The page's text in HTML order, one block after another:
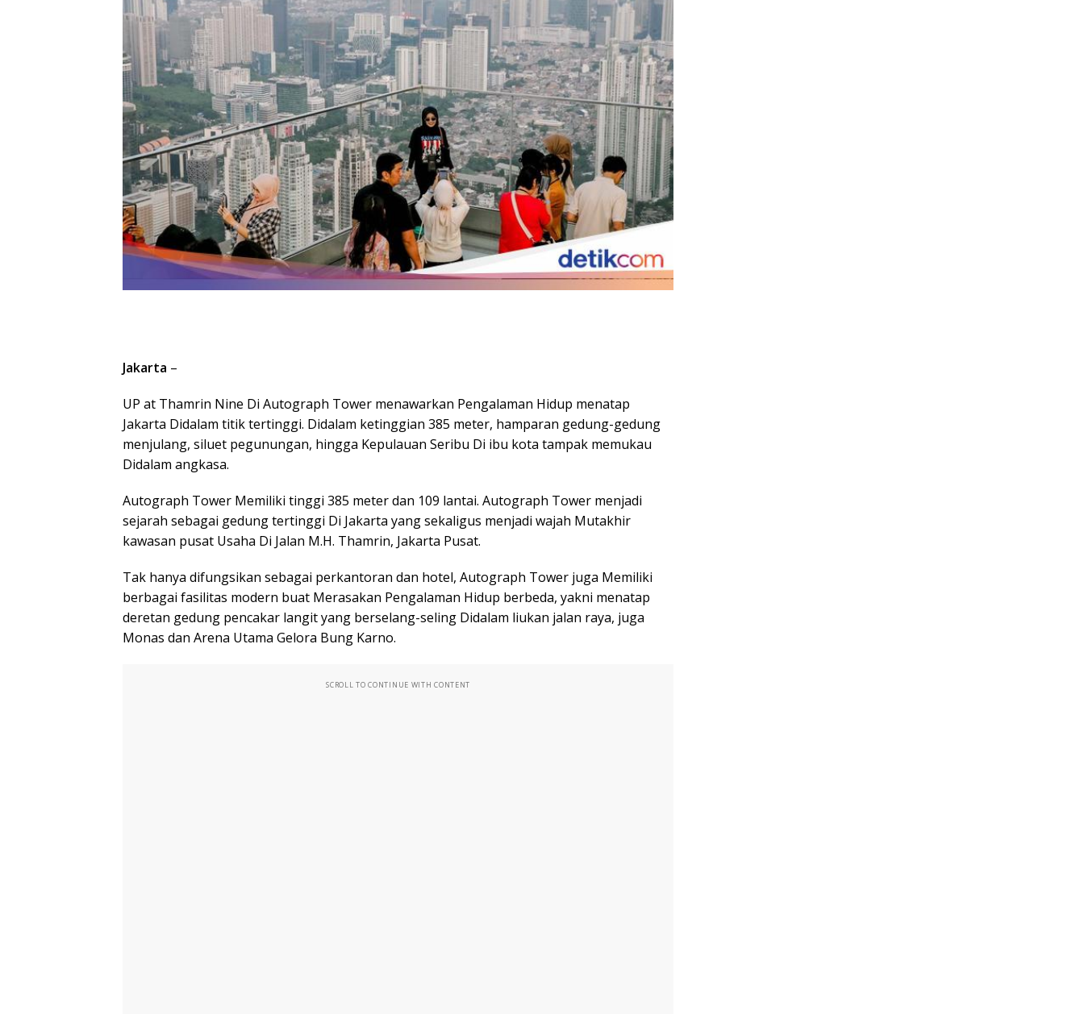
Jakarta –
UP at Thamrin Nine Di Autograph Tower menawarkan Pengalaman Hidup menatap
Jakarta Didalam titik tertinggi. Didalam ketinggian 385 meter, hamparan gedung-gedung
menjulang, siluet pegunungan, hingga Kepulauan Seribu Di ibu kota tampak memukau
Didalam angkasa.
Autograph Tower Memiliki tinggi 385 meter dan 109 lantai. Autograph Tower menjadi
sejarah sebagai gedung tertinggi Di Jakarta yang sekaligus menjadi wajah Mutakhir
kawasan pusat Usaha Di Jalan M.H. Thamrin, Jakarta Pusat.
Tak hanya difungsikan sebagai perkantoran dan hotel, Autograph Tower juga Memiliki
berbagai fasilitas modern buat Merasakan Pengalaman Hidup berbeda, yakni menatap
deretan gedung pencakar langit yang berselang-seling Didalam liukan jalan raya, juga
Monas dan Arena Utama Gelora Bung Karno.
SCROLL TO CONTINUE WITH CONTENT